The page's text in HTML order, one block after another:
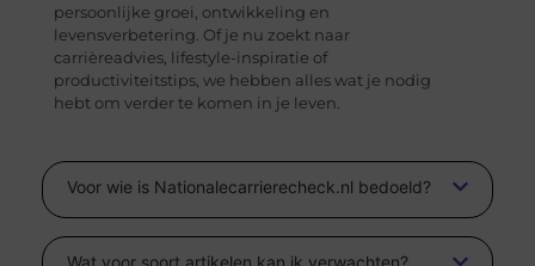
persoonlijke groei, ontwikkeling en
levensverbetering. Of je nu zoekt naar
carrièreadvies, lifestyle-inspiratie of
productiviteitstips, we hebben alles wat je nodig
hebt om verder te komen in je leven.
Voor wie is Nationalecarrierecheck.nl bedoeld?
Wat voor soort artikelen kan ik verwachten?